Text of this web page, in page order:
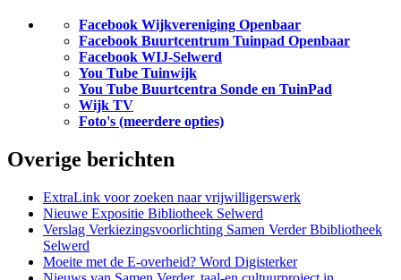
Facebook Wijkvereniging Openbaar
Facebook Buurtcentrum Tuinpad Openbaar
Facebook WIJ-Selwerd
You Tube Tuinwijk
You Tube Buurtcentra Sonde en TuinPad
Wijk TV
Foto's (meerdere opties)
Overige berichten
ExtraLink voor zoeken naar vrijwilligerswerk
Nieuwe Expositie Bibliotheek Selwerd
Verslag Verkiezingsvoorlichting Samen Verder Bbibliotheek
Selwerd
Moeite met de E-overheid? Word Digisterker